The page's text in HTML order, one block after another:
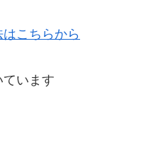
こちらから
います